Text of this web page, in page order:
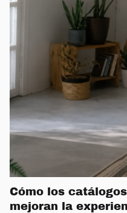
Cómo los
mejoran la